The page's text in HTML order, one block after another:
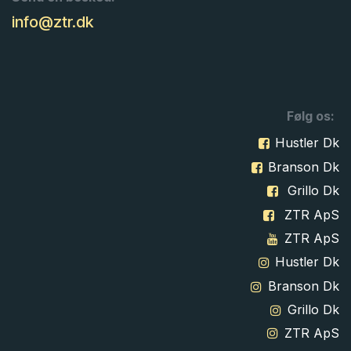
info@ztr.dk
Følg os:
Hustler Dk
Branson Dk
Grillo Dk
ZTR ApS
ZTR ApS
Hustler Dk
Branson Dk
Grillo Dk
ZTR ApS